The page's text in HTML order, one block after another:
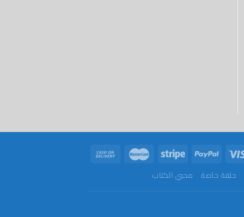
حلقة خاصة محبي الكتاب